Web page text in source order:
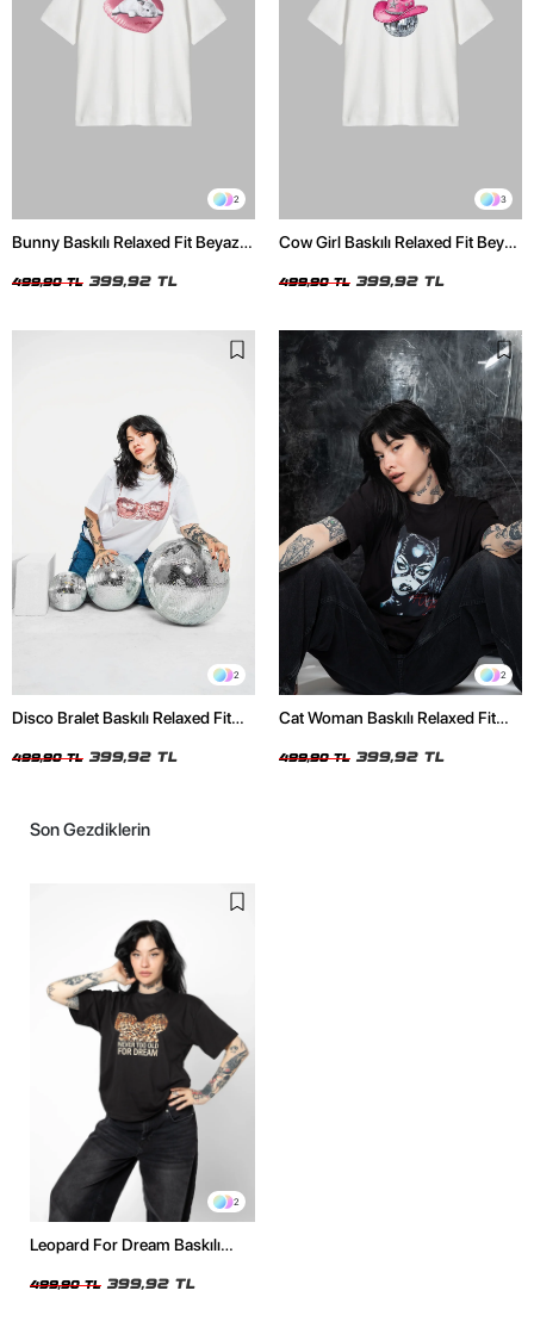
2
Bunny Baskılı Relaxed Fit Beyaz
499,90 TL 399,92 TL
3
Cow Girl Baskılı Relaxed Fit Beyaz
499,90 TL 399,92 TL
2
Disco Bralet Baskılı Relaxed Fit
499,90 TL 399,92 TL
2
Cat Woman Baskılı Relaxed Fit
499,90 TL 399,92 TL
Son Gezdiklerin
2
Leopard For Dream Baskılı
499,90 TL 399,92 TL